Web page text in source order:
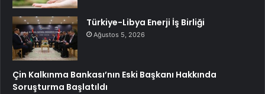
Türkiye-Libya Enerji İş Birliği
Ağustos 5, 2026
Çin Kalkınma Bankası’nın Eski Başkanı Hakkında
Soruşturma Başlatıldı